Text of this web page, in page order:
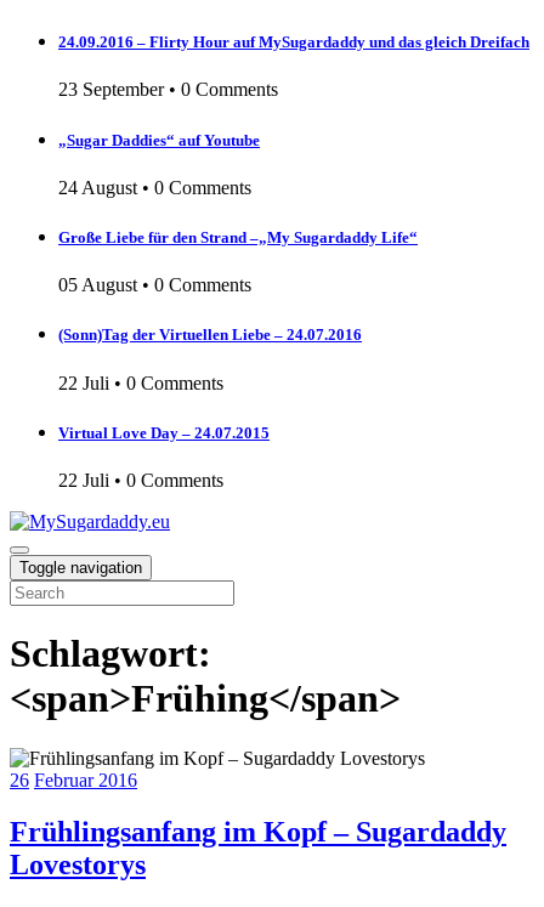
24.09.2016 – Flirty Hour auf MySugardaddy und das gleich Dreifach
23 September• 0 Comments
„Sugar Daddies“ auf Youtube
24 August • 0 Comments
Große Liebe für den Strand –„My Sugardaddy Life“
05 August • 0 Comments
(Sonn)Tag der Virtuellen Liebe – 24.07.2016
22 Juli • 0 Comments
Virtual Love Day – 24.07.2015
22 Juli • 0 Comments
Toggle navigation
Schlagwort:
<span>Frühing</span>
26 Februar 2016
Frühlingsanfang im Kopf – Sugardaddy
Lovestorys